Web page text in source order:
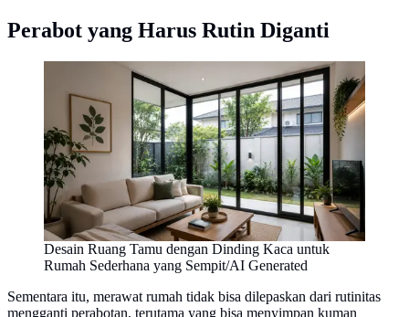
Perabot yang Harus Rutin Diganti
Desain Ruang Tamu dengan Dinding Kaca untuk
Rumah Sederhana yang Sempit/AI Generated
Sementara itu, merawat rumah tidak bisa dilepaskan dari rutinitas
mengganti perabotan, terutama yang bisa menyimpan kuman